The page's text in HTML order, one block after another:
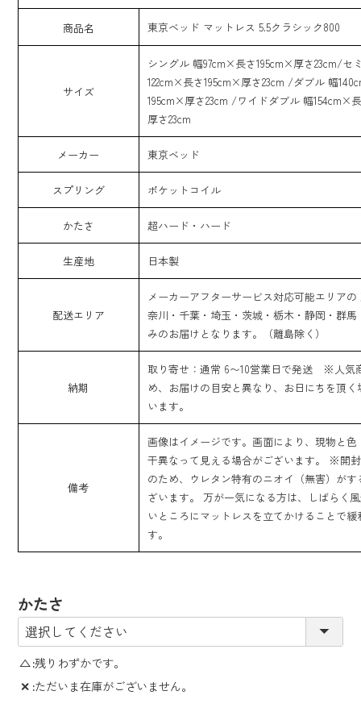
商品名 東京ベッド マットレス 5.5クラシック800
サイズ
シングル 幅97cm×長さ195cm×厚さ23cm/セ
122cm×長さ195cm×厚さ23cm /ダブル 幅
195cm×厚さ23cm /ワイドダブル 幅154cm×
厚さ23cm
メーカー 東京ベッド
スプリング ポケットコイル
かたさ 超ハード・ハード
生産地 日本製
配送エリア
メーカーアフターサービス対応可能エリアの
奈川・千葉・埼玉・茨城・栃木・静岡・群馬
みのお届けとなります。（離島除く）
納期
取り寄せ：通常 6〜10営業日で発送 ※人気
め、お届けの目安と異なり、お日にちを頂く
います。
備考
画像はイメージです。画面により、現物と色
干異なって見える場合がございます。 ※開
のため、ウレタン特有のニオイ（無害）がす
ざいます。 万が一気になる方は、しばらく
いところにマットレスを立てかけることで緩
す。
かたさ
△ 残りわずかです。
✕ ただいま在庫がございません。